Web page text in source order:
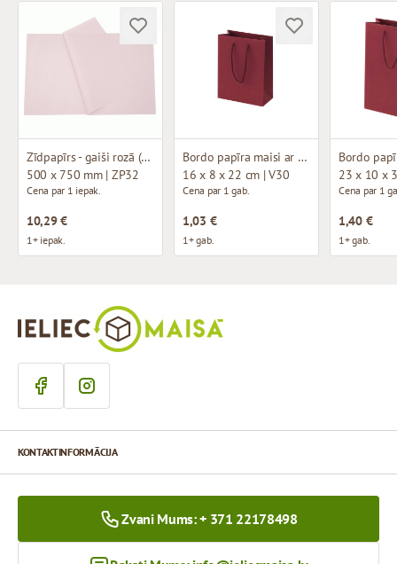
Zīdpapīrs - gaiši rozā (40 loksnes)
500 x 750 mm | ZP32
Cena par 1 iepak.
10,29 €
1+ iepak.
Bordo papīra maisi ar auduma rokturiem
16 x 8 x 22 cm | V30
Cena par 1 gab.
1,03 €
1+ gab.
23 x 10 x
Cena par 1
1,40 €
1+ gab.
KONTAKTINFORMĀCIJA
Zvani Mums: + 371 22178498